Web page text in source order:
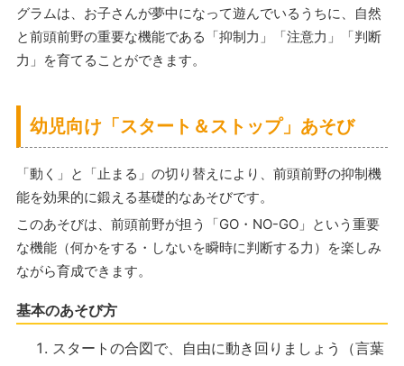
グラムは、お子さんが夢中になって遊んでいるうちに、自然
と前頭前野の重要な機能である「抑制力」「注意力」「判断
力」を育てることができます。
幼児向け「スタート＆ストップ」あそび
「動く」と「止まる」の切り替えにより、前頭前野の抑制機
能を効果的に鍛える基礎的なあそびです。
このあそびは、前頭前野が担う「GO・NO-GO」という重要
な機能（何かをする・しないを瞬時に判断する力）を楽しみ
ながら育成できます。
基本のあそび方
スタートの合図で、自由に動き回りましょう（言葉